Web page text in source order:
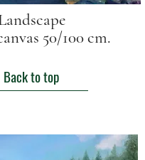
50/100 cm.
Back to top